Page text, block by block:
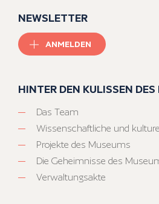
NEWSLETTER
ANMELDEN
HINTER DEN KULISSEN DES
Das Team
Wissenschaftliche und
Projekte des Museums
Die Geheimnisse des
Verwaltungsakte